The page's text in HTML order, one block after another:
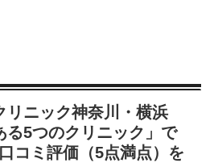
リニック神奈川・横浜
る5つのクリニック」で
コミ評価（5点満点）を